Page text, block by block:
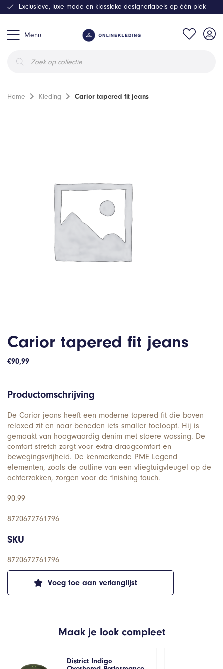
Menu
zoeken
Exclusieve, luxe mode en klassieke designerlabels op één plek
Home Kleding Carior tapered fit jeans
Carior tapered fit jeans
€90,99
Voeg toe aan verlanglijst
Productomschrijving
De Carior jeans heeft een moderne tapered fit die boven
relaxed zit en naar beneden iets smaller toeloopt. Hij is
gemaakt van hoogwaardig denim met stoere wassing. De
comfort stretch zorgt voor extra draagcomfort en
bewegingsvrijheid. De kenmerkende PME Legend
elementen, zoals de outline van een vliegtuigvleugel op de
achterzakken, zorgen voor de finishing touch.
90.99
8720672761796
SKU
8720672761796
Maak je look compleet
District Indigo